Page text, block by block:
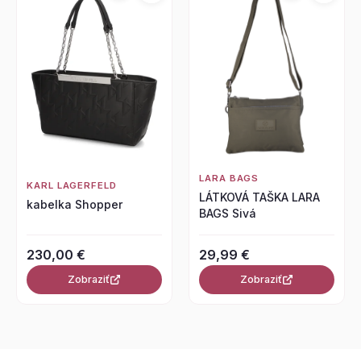
KARL LAGERFELD
kabelka Shopper
230,00 €
Zobraziť
LARA BAGS
LÁTKOVÁ TAŠKA LARA
BAGS Sivá
29,99 €
Zobraziť